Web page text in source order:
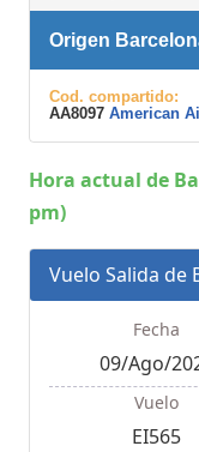
Origen
Cod. compartido:
AA8097 American
Hora actual de
pm)
Vuelo Salida de
Fecha
09/Ago/
Vuelo
EI565